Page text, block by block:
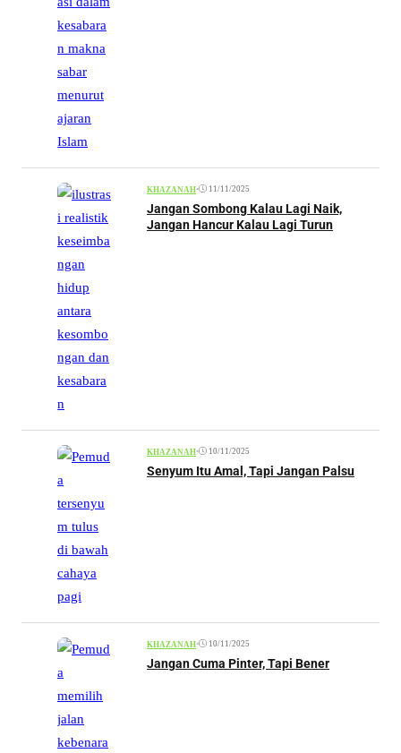
KHAZANAH• 11/11/2025
Jangan Sombong Kalau Lagi Naik,
Jangan Hancur Kalau Lagi Turun
KHAZANAH• 10/11/2025
Senyum Itu Amal, Tapi Jangan Palsu
KHAZANAH• 10/11/2025
Jangan Cuma Pinter, Tapi Bener